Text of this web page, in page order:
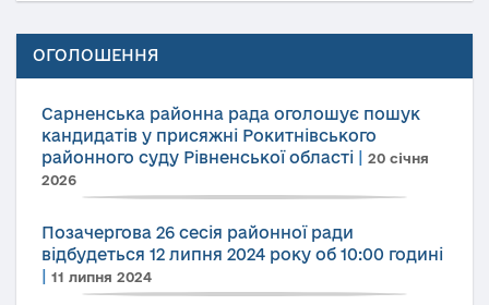
ОГОЛОШЕННЯ
Сарненська районна рада оголошує пошук
кандидатів у присяжні Рокитнівського
районного суду Рівненської області
20 січня
2026
Позачергова 26 сесія районної ради
відбудеться 12 липня 2024 року об 10:00 годині
11 липня 2024